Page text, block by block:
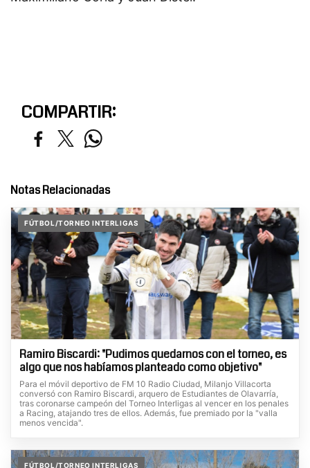
COMPARTIR:
Notas Relacionadas
FÚTBOL/TORNEO INTERLIGAS
Ramiro Biscardi: "Pudimos quedarnos con el torneo, es
algo que nos habíamos planteado como objetivo"
Para el móvil deportivo de FM 10 Radio Ciudad, Milanjo Villacorta
conversó con Ramiro Biscardi, arquero de Estudiantes de Olavarría,
tras coronarse campeón del Torneo Interligas al vencer en los penales
a Racing, atajando tres de ellos. Además, fue premiado por la "valla
menos vencida".
FÚTBOL/TORNEO INTERLIGAS